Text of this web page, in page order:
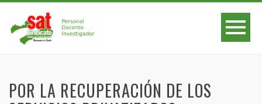
POR LA RECUPERACIÓN DE LOS